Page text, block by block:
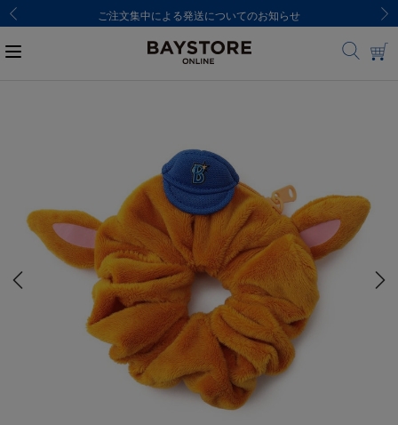
ご注文集中による発送についてのお知らせ